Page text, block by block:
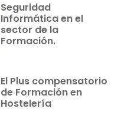
Seguridad
Informática en el
sector de la
Formación.
El Plus compensatorio
de Formación en
Hostelería